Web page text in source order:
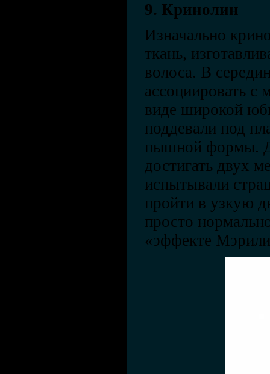
9. Кринолин
Изначально
ткань,
волоса. В
ассоциировать с
виде широкой
поддевали под
пышной формы.
достигать двух
испытывали
пройти в узкую
просто
«эффекте